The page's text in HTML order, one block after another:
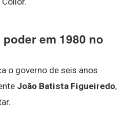
em 1980 no
o governo de seis anos
João Batista Figueiredo,